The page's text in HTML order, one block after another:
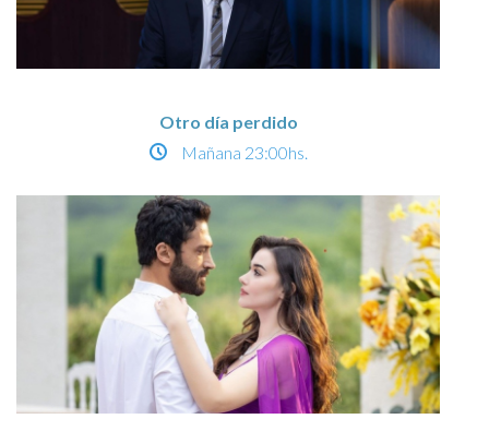
Otro día perdido
Mañana 23:00hs.